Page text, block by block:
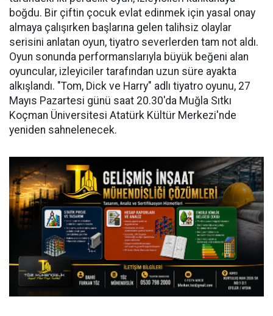
boğdu. Bir çiftin çocuk evlat edinmek için yasal onay
almaya çalışırken başlarına gelen talihsiz olaylar
serisini anlatan oyun, tiyatro severlerden tam not aldı.
Oyun sonunda performanslarıyla büyük beğeni alan
oyuncular, izleyiciler tarafından uzun süre ayakta
alkışlandı. "Tom, Dick ve Harry" adlı tiyatro oyunu, 27
Mayıs Pazartesi günü saat 20.30'da Muğla Sıtkı
Koçman Üniversitesi Atatürk Kültür Merkezi'nde
yeniden sahnelenecek.